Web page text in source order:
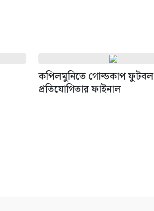
কপিলমুনিতে গোল্ডকাপ ফুটবল
প্রতিযোগিতার ফাইনাল